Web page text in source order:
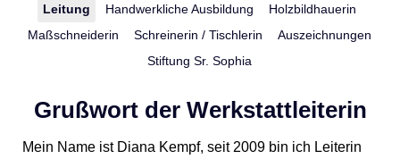
Leitung Handwerkliche Ausbildung
Holzbildhauerin
Maßschneiderin
Schreinerin / Tischlerin
Auszeichnungen
Stiftung Sr. Sophia
Grußwort der Werkstattleiterin
Mein Name ist Diana Kempf, seit 2009 bin ich Leiterin